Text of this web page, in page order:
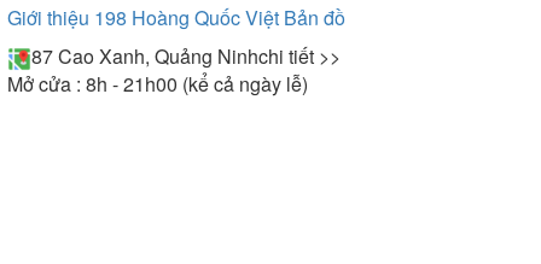
Giới thiệu 198 Hoàng Quốc Việt Bản đồ
87 Cao Xanh, Quảng Ninhchi tiết >>
Mở cửa : 8h - 21h00 (kể cả ngày lễ)